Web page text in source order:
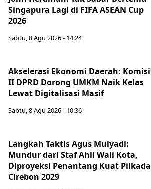
Singapura Lagi di FIFA ASEAN Cup
2026
Sabtu, 8 Agu 2026 - 14:24
Akselerasi Ekonomi Daerah: Komisi
II DPRD Dorong UMKM Naik Kelas
Lewat Digitalisasi Masif
Sabtu, 8 Agu 2026 - 10:36
Langkah Taktis Agus Mulyadi:
Mundur dari Staf Ahli Wali Kota,
Diproyeksi Penantang Kuat Pilkada
Cirebon 2029